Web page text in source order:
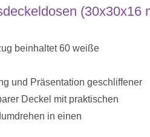
(30x30x16
beinhaltet 60 weiße
und Präsentation geschliffener
Deckel mit praktischen
in einen